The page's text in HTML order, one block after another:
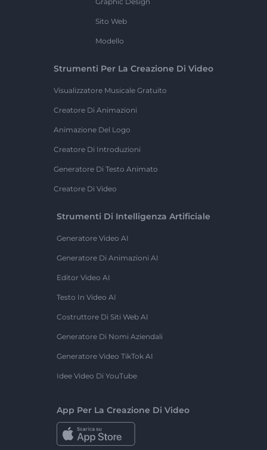
Sito Web
Modello
Strumenti Per La Creazione Di Video
Visualizzatore Musicale Gratuito
Creatore Di Animazioni
Animazione Del Logo
Creatore Di Introduzioni
Generatore Di Testo Animato
Creatore Di Video
Strumenti Di Intelligenza Artificiale
Generatore Video AI
Generatore Di Animazioni AI
Editor Video AI
Testo In Video AI
Costruttore Di Siti Web AI
Generatore Di Nomi Aziendali
Generatore Video TikTok AI
Idee Video Di YouTube
App Per La Creazione Di Video